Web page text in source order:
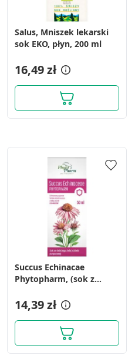
Salus, Mniszek lekarski
sok EKO, płyn, 200 ml
16,49 zł
Succus Echinacae
Phytopharm, (sok z
50 ml
14,39 zł